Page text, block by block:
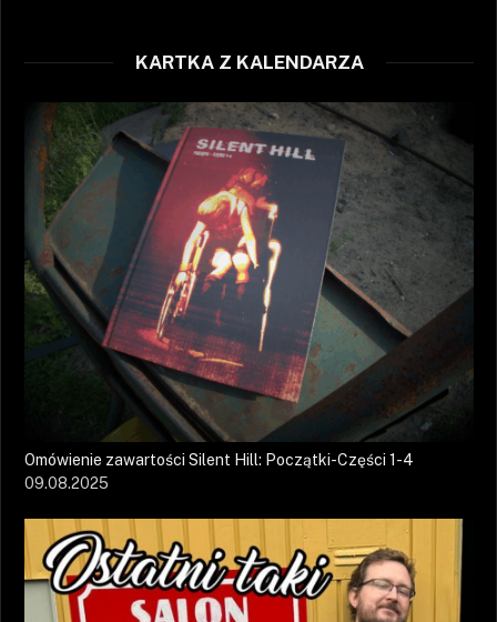
KARTKA Z KALENDARZA
Omówienie zawartości Silent Hill: Początki-Części 1-4
09.08.2025